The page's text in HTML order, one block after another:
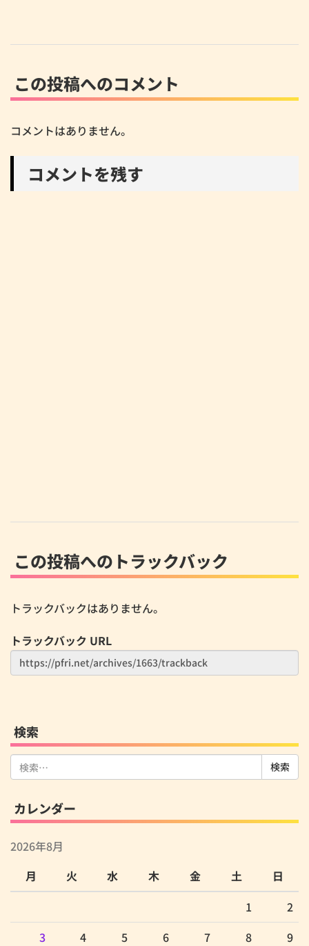
この投稿へのコメント
コメントはありません。
コメントを残す
この投稿へのトラックバック
トラックバックはありません。
トラックバック URL
検索
検
索:
カレンダー
2026年8月
月
火 水 木 金 土
日
1
2
3
4 5 6 7 8
9